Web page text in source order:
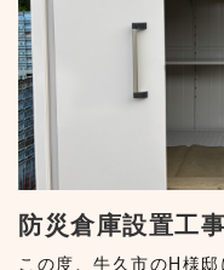
防災倉庫設置工
この度、牛久市のH様